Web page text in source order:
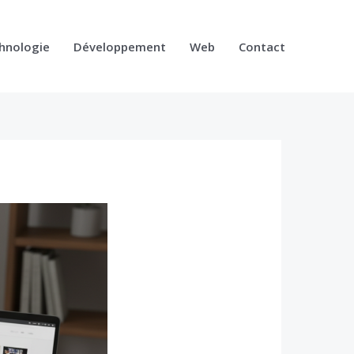
Développement Web Contact